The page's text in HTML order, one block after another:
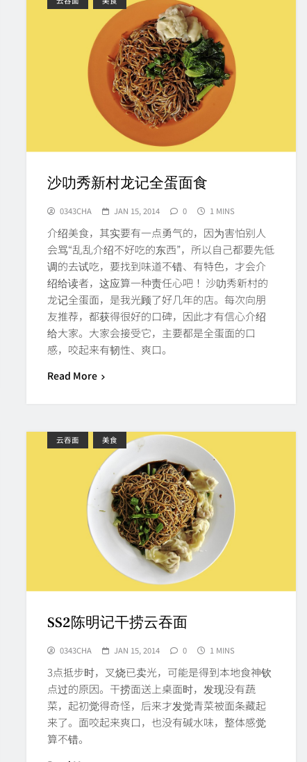
沙叻秀新村龙记全蛋面食
0343CHA JAN 15, 2014 0 1 MINS
介绍美食，其实要有一点勇气的，因为害怕别人
会骂“乱乱介绍不好吃的东西”，所以自己都要先低
调的去试吃，要找到味道不错、有特色，才会介
绍给读者，这应算一种责任心吧！ 沙叻秀新村的
龙记全蛋面，是我光顾了好几年的店。每次向朋
友推荐，都获得很好的口碑，因此才有信心介绍
给大家。大家会接受它，主要都是全蛋面的口
感，咬起来有韧性、爽口。
Read More
云吞面 美食
SS2陈明记干捞云吞面
0343CHA JAN 15, 2014 0 1 MINS
3点抵步时，叉烧已卖光，可能是得到本地食神钦
点过的原因。干捞面送上桌面时，发现没有蔬
菜，起初觉得奇怪，后来才发觉青菜被面条藏起
来了。面咬起来爽口，也没有碱水味，整体感觉
算不错。